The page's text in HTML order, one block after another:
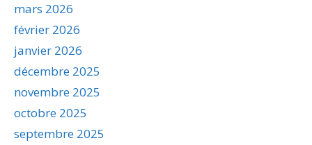
mars 2026
février 2026
janvier 2026
décembre 2025
novembre 2025
octobre 2025
septembre 2025